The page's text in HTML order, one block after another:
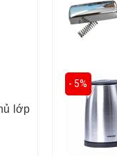
lớp
- 5%